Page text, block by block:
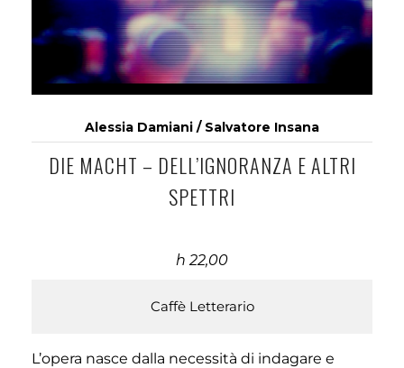
Alessia Damiani / Salvatore Insana
DIE MACHT – DELL’IGNORANZA E ALTRI
SPETTRI
h 22,00
Caffè Letterario
L’opera nasce dalla necessità di indagare e